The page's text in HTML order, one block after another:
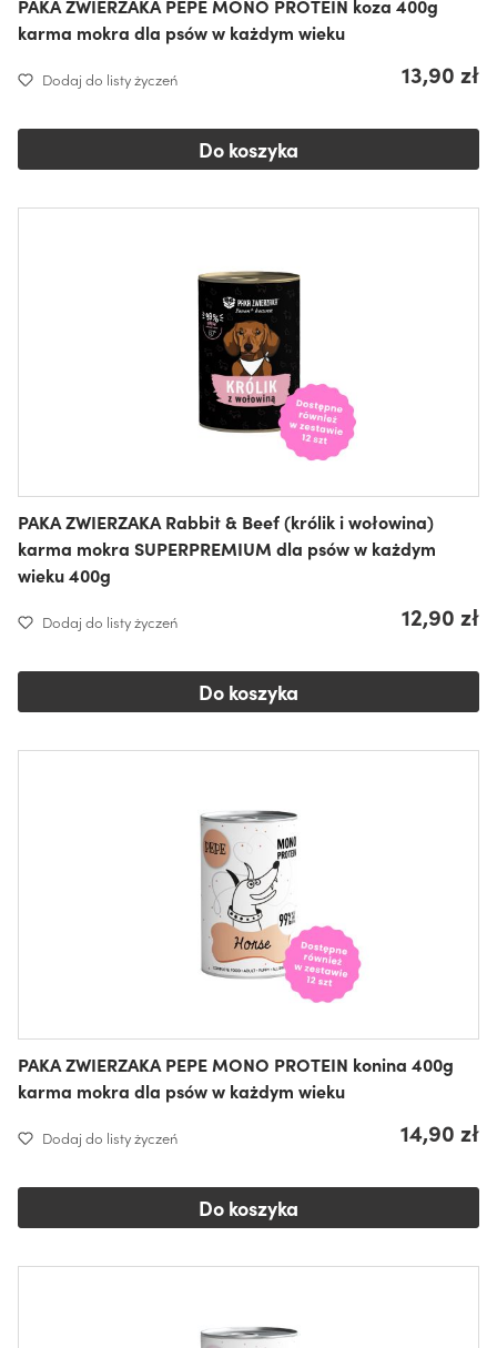
PAKA ZWIERZAKA PEPE MONO PROTEIN koza 400g
karma mokra dla psów w każdym wieku
Dodaj do listy życzeń 13,90 zł
Do koszyka
PAKA ZWIERZAKA Rabbit & Beef (królik i wołowina)
karma mokra SUPERPREMIUM dla psów w każdym
wieku 400g
Dodaj do listy życzeń 12,90 zł
Do koszyka
PAKA ZWIERZAKA PEPE MONO PROTEIN konina 400g
karma mokra dla psów w każdym wieku
Dodaj do listy życzeń 14,90 zł
Do koszyka